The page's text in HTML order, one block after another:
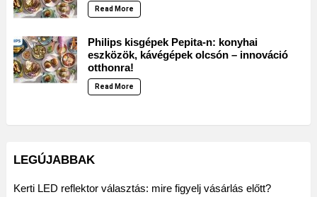
Read More
Philips kisgépek Pepita-n: konyhai
eszközök, kávégépek olcsón – innováció
otthonra!
Read More
LEGÚJABBAK
Kerti LED reflektor választás: mire figyelj vásárlás előtt?